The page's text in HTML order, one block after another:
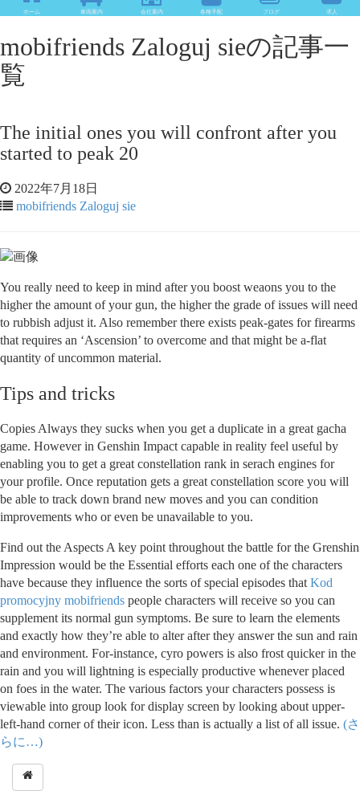
ホーム 車両案内 会社案内 各種手配 ブログ 求人
mobifriends Zaloguj sieの記事一
覧
The initial ones you will confront after you
started to peak 20
2022年7月18日
mobifriends Zaloguj sie
You really need to keep in mind after you boost weaons you to the
higher the amount of your gun, the higher the grade of issues will need
to rubbish adjust it. Also remember there exists peak-gates for firearms
that requires an ‘Ascension’ to overcome and that might be a-flat
quantity of uncommon material.
Tips and tricks
Copies Always they sucks when you get a duplicate in a great gacha
game. However in Genshin Impact capable in reality feel useful by
enabling you to get a great constellation rank in serach engines for
your profile. Once reputation gets a great constellation score you will
be able to track down brand new moves and you can condition
improvements who or even be unavailable to you.
Find out the Aspects A key point throughout the battle for the Grenshin
Impression would be the Essential efforts each one of the characters
have because they influence the sorts of special episodes that Kod
promocyjny mobifriends people characters will receive so you can
supplement its normal gun symptoms. Be sure to learn the elements
and exactly how they’re able to alter after they answer the sun and rain
and environment. For-instance, cyro powers is also frost quicker in the
rain and you will lightning is especially productive whenever placed
on foes in the water. The various factors your characters possess is
viewable into group look for display screen by looking about upper-
left-hand corner of their icon. Less than is actually a list of all issue. (さ
らに…)